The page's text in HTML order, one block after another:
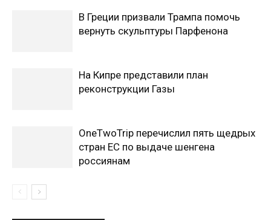
В Греции призвали Трампа помочь
вернуть скульптуры Парфенона
На Кипре представили план
реконструкции Газы
OneTwoTrip перечислил пять щедрых
стран ЕС по выдаче шенгена
россиянам